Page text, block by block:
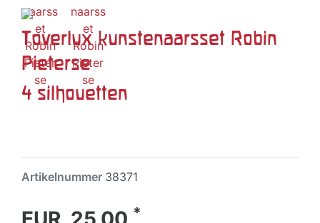
Toverlux kunstenaarsset Robin
Pieterse
4 silhouetten
Artikelnummer 38371
*